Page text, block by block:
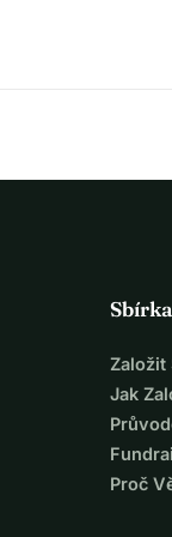
Sbírka
Založit
Jak
Proč